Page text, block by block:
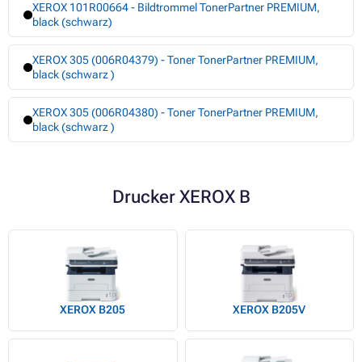
XEROX 101R00664 - Bildtrommel TonerPartner PREMIUM,
black (schwarz)
XEROX 305 (006R04379) - Toner TonerPartner PREMIUM,
black (schwarz )
XEROX 305 (006R04380) - Toner TonerPartner PREMIUM,
black (schwarz )
Drucker XEROX B
XEROX B205 XEROX B205V